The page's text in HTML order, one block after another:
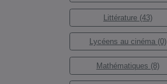
Littérature (43)
Lycéens au cinéma (0)
Mathématiques (8)